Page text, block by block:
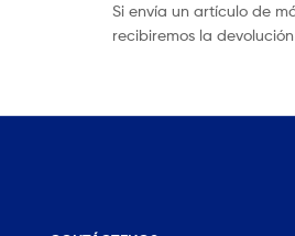
Si envía un artículo de
recibiremos la